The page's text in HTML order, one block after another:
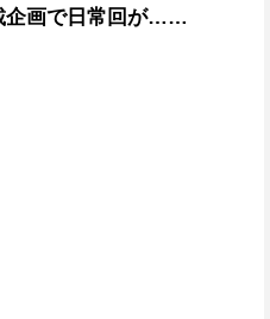
企画で日常回が……